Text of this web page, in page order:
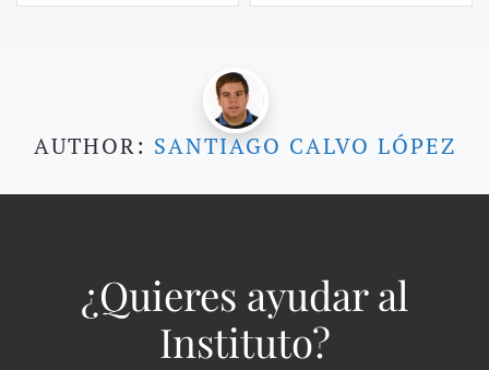
AUTHOR: SANTIAGO CALVO LÓPEZ
¿Quieres ayudar al
Instituto?